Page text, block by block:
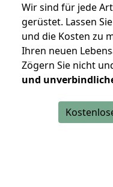
Wir sind für jede
gerüstet. Lassen
und die Kosten zu
Ihren neuen
Zögern Sie nicht
und